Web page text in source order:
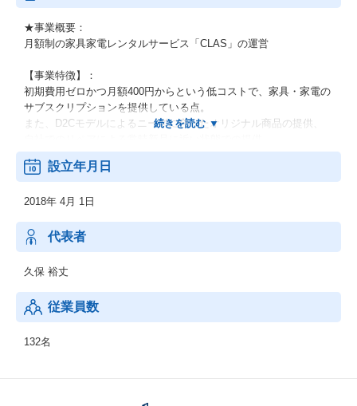
★事業概要：
月額制の家具家電レンタルサービス「CLAS」の運営
【事業特徴】：
初期費用ゼロかつ月額400円からという低コストで、家具・家電の
サブスクリプションを提供している点。
また、D2Cモデルによるニーズに合ったオリジナル商品の提供、
そして上質な素材とシンプルなデザインにより、高品質なインテ
リアを長期間利用できることも強みです。
【ビジョン】：
～『暮らす』を自由に、軽やかに～
自分らしく自由に生きることこそが、僕らの求める良い暮らし方
です。人同士の繋がり、お金や時間や物の価値、働き方、様々な
僕たちは、時代に併せて、ある時は時代を先取り、サービスを通
じて変化や変革を先導し、
なんて言葉が気にならないくらい、いつでも軽やかに、自分らし
設立年月日
2018年 4月 1日
代表者
久保 裕丈
従業員数
132名